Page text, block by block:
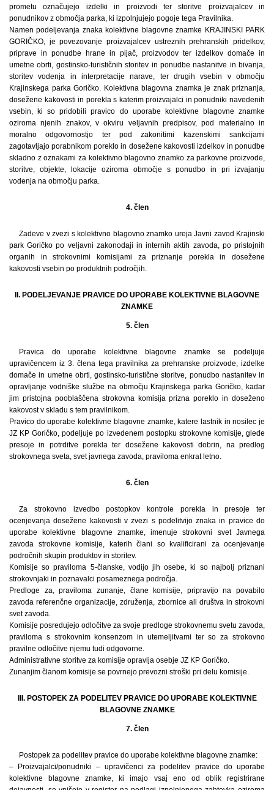
prometu označujejo izdelki in proizvodi ter storitve proizvajalcev in
ponudnikov z območja parka, ki izpolnjujejo pogoje tega Pravilnika.
Namen podeljevanja znaka kolektivne blagovne znamke KRAJINSKI PARK
GORIČKO, je povezovanje proizvajalcev ustreznih prehranskih pridelkov,
priprave in ponudbe hrane in pijač, proizvodov ter izdelkov domače in
umetne obrti, gostinsko-turističnih storitev in ponudbe nastanitve in bivanja,
storitev vodenja in interpretacije narave, ter drugih vsebin v območju
Krajinskega parka Goričko. Kolektivna blagovna znamka je znak priznanja,
dosežene kakovosti in porekla s katerim proizvajalci in ponudniki navedenih
vsebin, ki so pridobili pravico do uporabe kolektivne blagovne znamke
oziroma njenih znakov, v okviru veljavnih predpisov, pod materialno in
moralno odgovornostjo ter pod zakonitimi kazenskimi sankcijami
zagotavljajo porabnikom poreklo in dosežene kakovosti izdelkov in ponudbe
skladno z oznakami za kolektivno blagovno znamko za parkovne proizvode,
storitve, objekte, lokacije oziroma območje s ponudbo in pri izvajanju
vodenja na območju parka.
4. člen
Zadeve v zvezi s kolektivno blagovno znamko ureja Javni zavod Krajinski
park Goričko po veljavni zakonodaji in internih aktih zavoda, po pristojnih
organih in strokovnimi komisijami za priznanje porekla in dosežene
kakovosti vsebin po produktnih področjih.
II. PODELJEVANJE PRAVICE DO UPORABE KOLEKTIVNE BLAGOVNE
ZNAMKE
5. člen
Pravica do uporabe kolektivne blagovne znamke se podeljuje
upravičencem iz 3. člena tega pravilnika za prehranske proizvode, izdelke
domače in umetne obrti, gostinsko-turistične storitve, ponudbo nastanitev in
opravljanje vodniške službe na območju Krajinskega parka Goričko, kadar
jim pristojna pooblaščena strokovna komisija prizna poreklo in doseženo
kakovost v skladu s tem pravilnikom.
Pravico do uporabe kolektivne blagovne znamke, katere lastnik in nosilec je
JZ KP Goričko, podeljuje po izvedenem postopku strokovne komisije, glede
presoje in potrditve porekla ter dosežene kakovosti dobrin, na predlog
strokovnega sveta, svet javnega zavoda, praviloma enkrat letno.
6. člen
Za strokovno izvedbo postopkov kontrole porekla in presoje ter
ocenjevanja dosežene kakovosti v zvezi s podelitvijo znaka in pravice do
uporabe kolektivne blagovne znamke, imenuje strokovni svet Javnega
zavoda strokovne komisije, katerih člani so kvalificirani za ocenjevanje
področnih skupin produktov in storitev.
Komisije so praviloma 5-članske, vodijo jih osebe, ki so najbolj priznani
strokovnjaki in poznavalci posameznega področja.
Predloge za, praviloma zunanje, člane komisije, pripravijo na povabilo
zavoda referenčne organizacije, združenja, zbornice ali društva in strokovni
svet zavoda.
Komisije posredujejo odločitve za svoje predloge strokovnemu svetu zavoda,
praviloma s strokovnim konsenzom in utemeljitvami ter so za strokovno
pravilne odločitve njemu tudi odgovorne.
Administrativne storitve za komisije opravlja osebje JZ KP Goričko.
Zunanjim članom komisije se povrnejo prevozni stroški pri delu komisije.
III. POSTOPEK ZA PODELITEV PRAVICE DO UPORABE KOLEKTIVNE
BLAGOVNE ZNAMKE
7. člen
Postopek za podelitev pravice do uporabe kolektivne blagovne znamke:
– Proizvajalci/ponudniki – upravičenci za podelitev pravice do uporabe
kolektivne blagovne znamke, ki imajo vsaj eno od oblik registrirane